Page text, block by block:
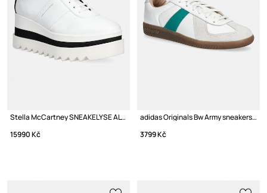
Stella McCartney SNEAKELYSE ALTER sneakers boty na platformě dámské
15990 Kč
adidas Originals Bw Army sneakers boty kožené
3799 Kč